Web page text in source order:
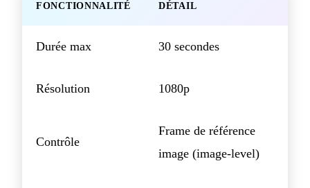
FONCTIONNALITÉ DÉTAIL
Durée max 30 secondes
Résolution 1080p
Contrôle
Frame de référence
image (image-level)